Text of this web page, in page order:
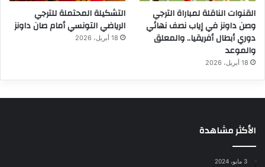
القنوات الناقلة لمباراة الترجي
وصن داونز في إياب نصف نهائي
دوري أبطال أفريقيا.. والمعلق
والموعد
18 أبريل، 2026
التشكيلة المحتملة للترجي
الرياضي التونسي أمام صان داونز
18 أبريل، 2026
الأكثر مشاهدة
3 مايو، 2024